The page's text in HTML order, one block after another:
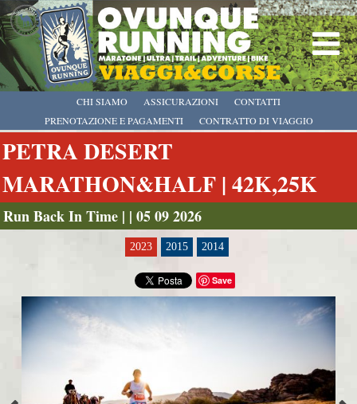
CHI SIAMO
PRENOTAZIONE E PAGAMENTI
CONTRATTO DI VIAGGIO
ASSICURAZIONI CONTATTI
PETRA DESERT
MARATHON&HALF | 42K,25K
Run Back In Time | | 05 09 2026
2023 2015 2014
Save